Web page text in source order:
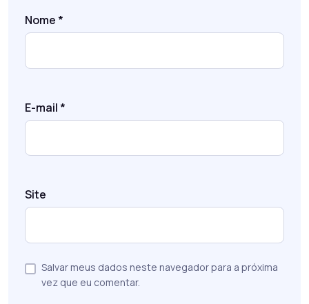
Nome *
E-mail *
Site
Salvar meus dados neste navegador para a próxima
vez que eu comentar.